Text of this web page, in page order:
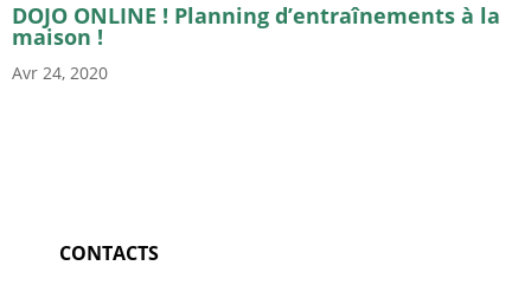
DOJO ONLINE ! Planning d’entraînements à la
maison !
Avr 24, 2020
CONTACTS